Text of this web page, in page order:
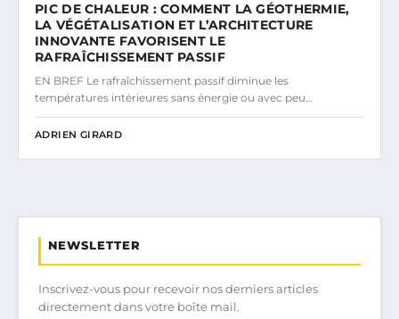
PIC DE CHALEUR : COMMENT LA GÉOTHERMIE,
LA VÉGÉTALISATION ET L’ARCHITECTURE
INNOVANTE FAVORISENT LE
RAFRAÎCHISSEMENT PASSIF
EN BREF Le rafraîchissement passif diminue les
températures intérieures sans énergie ou avec peu…
ADRIEN GIRARD
NEWSLETTER
Inscrivez-vous pour recevoir nos derniers articles
directement dans votre boîte mail.